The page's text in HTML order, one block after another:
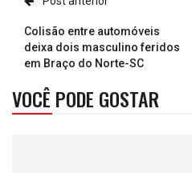
Colisão entre automóveis
deixa dois masculino feridos
em Braço do Norte-SC
VOCÊ PODE GOSTAR